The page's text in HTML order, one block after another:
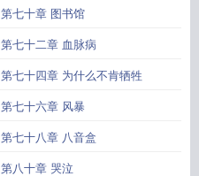
第七十章 图书馆
第七十二章 血脉病
第七十四章 为什么不肯牺牲
第七十六章 风暴
第七十八章 八音盒
第八十章 哭泣